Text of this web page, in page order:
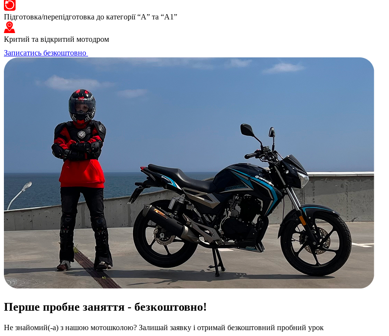
Підготовка/перепідготовка до категорії “А” та “А1”
Критий та відкритий мотодром
Записатись безкоштовно
Перше пробне заняття - безкоштовно!
Не знайомий(-а) з нашою мотошколою? Залишай заявку і отримай безкоштовний пробний урок